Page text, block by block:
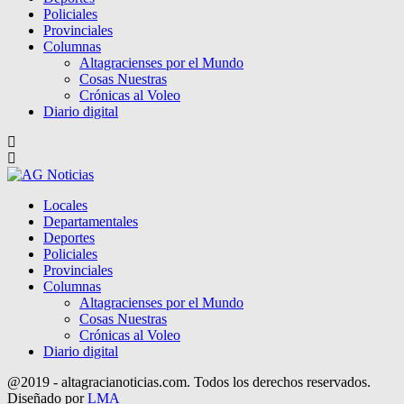
Policiales
Provinciales
Columnas
Altagracienses por el Mundo
Cosas Nuestras
Crónicas al Voleo
Diario digital
Locales
Departamentales
Deportes
Policiales
Provinciales
Columnas
Altagracienses por el Mundo
Cosas Nuestras
Crónicas al Voleo
Diario digital
@2019 - altagracianoticias.com. Todos los derechos reservados.
Diseñado porLMA